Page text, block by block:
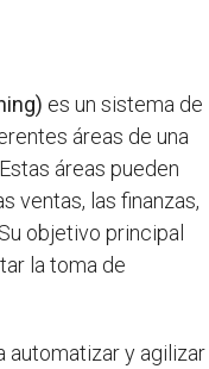
es un sistema de
áreas de una
áreas pueden
ventas, las finanzas,
objetivo principal
la toma de
automatizar y agilizar